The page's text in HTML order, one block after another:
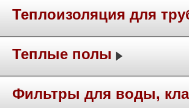
Теплоизоляция для
Теплые полы
Фильтры для воды,